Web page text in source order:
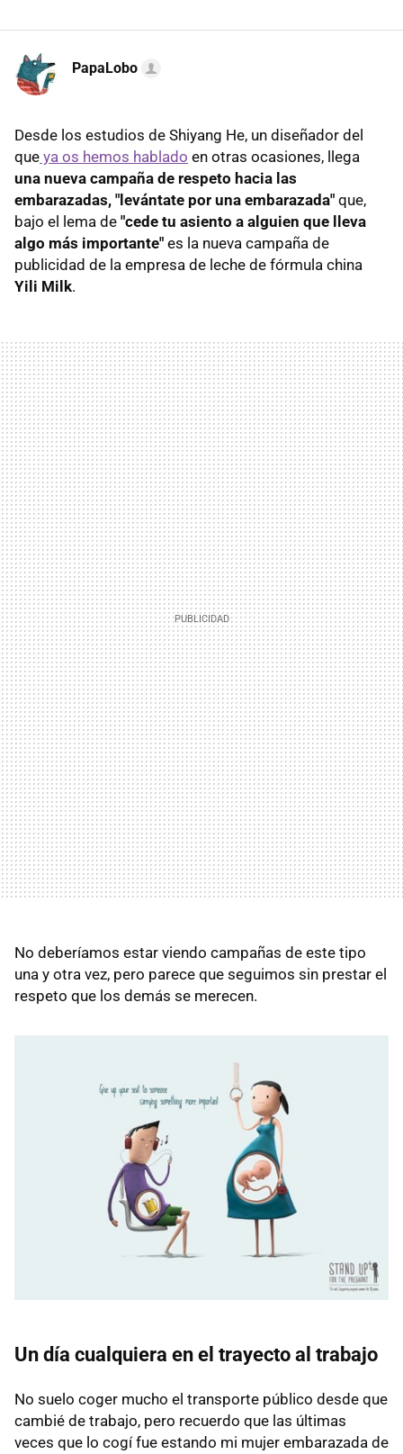
PapaLobo
Desde los estudios de Shiyang He, un diseñador del
que ya os hemos hablado en otras ocasiones, llega
una nueva campaña de respeto hacia las
embarazadas, "levántate por una embarazada" que,
bajo el lema de "cede tu asiento a alguien que lleva
algo más importante" es la nueva campaña de
publicidad de la empresa de leche de fórmula china
Yili Milk.
No deberíamos estar viendo campañas de este tipo
una y otra vez, pero parece que seguimos sin prestar el
respeto que los demás se merecen.
Un día cualquiera en el trayecto al trabajo
No suelo coger mucho el transporte público desde que
cambié de trabajo, pero recuerdo que las últimas
veces que lo cogí fue estando mi mujer embarazada de